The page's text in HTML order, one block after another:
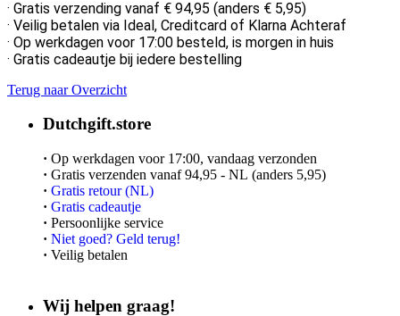
· Gratis verzending vanaf € 94,95 (anders € 5,95)
· Veilig betalen via Ideal, Creditcard of Klarna Achteraf
· Op werkdagen voor 17:00 besteld, is morgen in huis
· Gratis cadeautje bij iedere bestelling
Terug naar Overzicht
Dutchgift.store
· Op werkdagen voor 17:00, vandaag verzonden
· Gratis verzenden vanaf 94,95 - NL (anders 5,95)
· Gratis retour (NL)
· Gratis cadeautje
· Persoonlijke service
· Niet goed? Geld terug!
· Veilig betalen
Wij helpen graag!